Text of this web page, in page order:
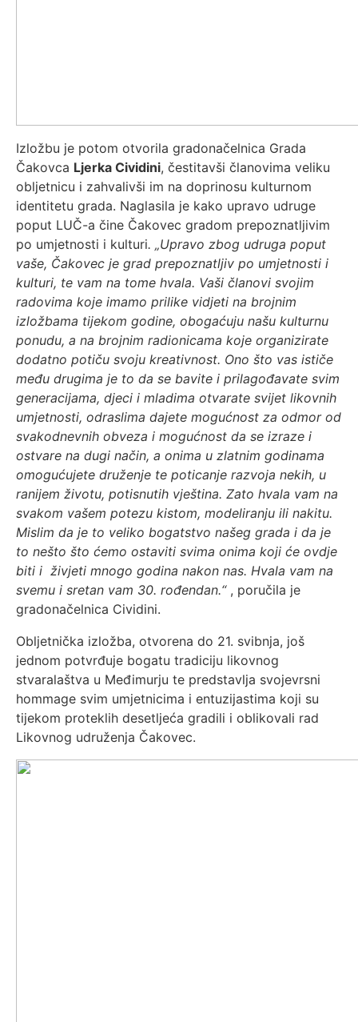
Izložbu je potom otvorila gradonačelnica Grada
Čakovca Ljerka Cividini, čestitavši članovima veliku
obljetnicu i zahvalivši im na doprinosu kulturnom
identitetu grada. Naglasila je kako upravo udruge
poput LUČ-a čine Čakovec gradom prepoznatljivim
po umjetnosti i kulturi. „Upravo zbog udruga poput
vaše, Čakovec je grad prepoznatljiv po umjetnosti i
kulturi, te vam na tome hvala. Vaši članovi svojim
radovima koje imamo prilike vidjeti na brojnim
izložbama tijekom godine, obogaćuju našu kulturnu
ponudu, a na brojnim radionicama koje organizirate
dodatno potiču svoju kreativnost. Ono što vas ističe
među drugima je to da se bavite i prilagođavate svim
generacijama, djeci i mladima otvarate svijet likovnih
umjetnosti, odraslima dajete mogućnost za odmor od
svakodnevnih obveza i mogućnost da se izraze i
ostvare na dugi način, a onima u zlatnim godinama
omogućujete druženje te poticanje razvoja nekih, u
ranijem životu, potisnutih vještina. Zato hvala vam na
svakom vašem potezu kistom, modeliranju ili nakitu.
Mislim da je to veliko bogatstvo našeg grada i da je
to nešto što ćemo ostaviti svima onima koji će ovdje
biti i živjeti mnogo godina nakon nas. Hvala vam na
svemu i sretan vam 30. rođendan.“, poručila je
gradonačelnica Cividini.
Obljetnička izložba, otvorena do 21. svibnja, još
jednom potvrđuje bogatu tradiciju likovnog
stvaralaštva u Međimurju te predstavlja svojevrsni
hommage svim umjetnicima i entuzijastima koji su
tijekom proteklih desetljeća gradili i oblikovali rad
Likovnog udruženja Čakovec.